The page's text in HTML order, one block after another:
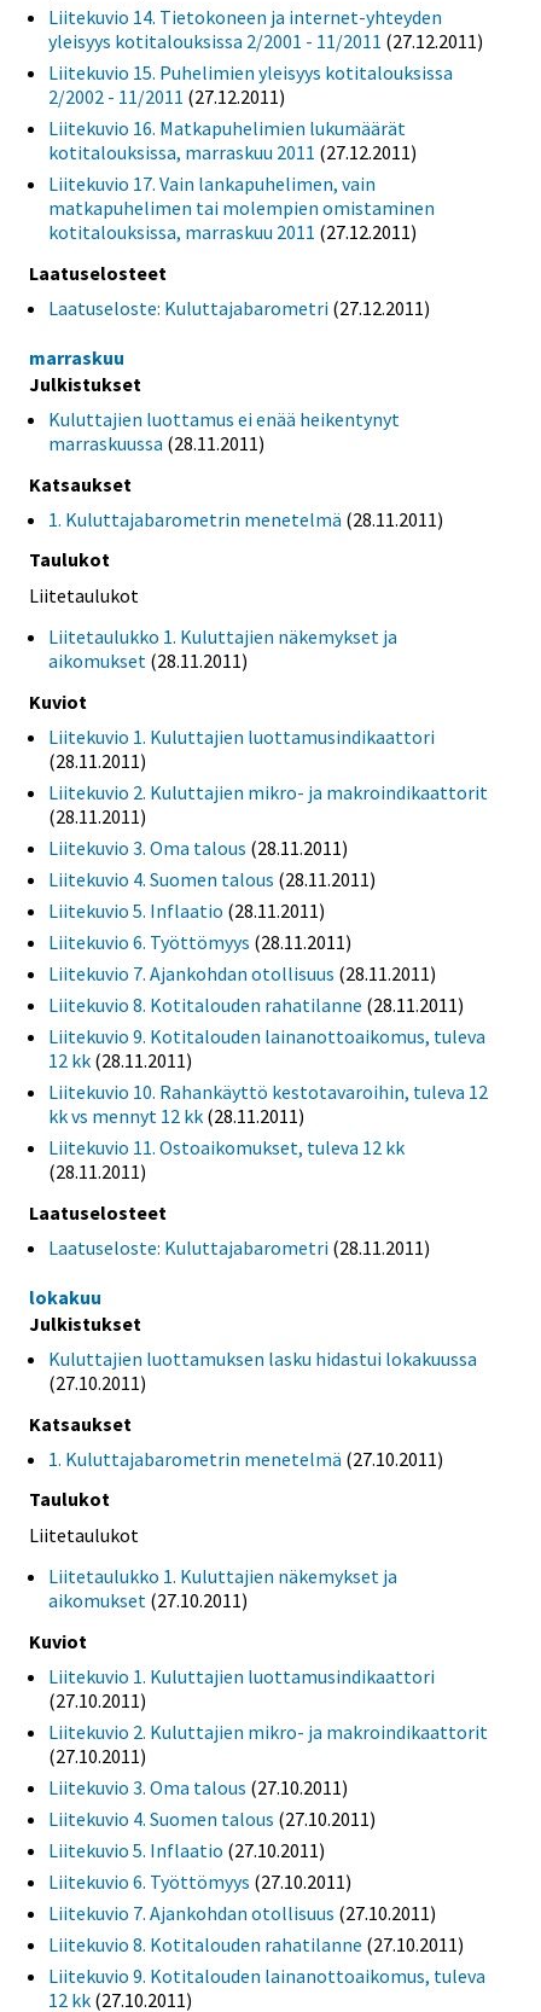
Liitekuvio 14. Tietokoneen ja internet-yhteyden
yleisyys kotitalouksissa 2/2001 - 11/2011 (27.12.2011)
Liitekuvio 15. Puhelimien yleisyys kotitalouksissa
2/2002 - 11/2011 (27.12.2011)
Liitekuvio 16. Matkapuhelimien lukumäärät
kotitalouksissa, marraskuu 2011 (27.12.2011)
Liitekuvio 17. Vain lankapuhelimen, vain
matkapuhelimen tai molempien omistaminen
kotitalouksissa, marraskuu 2011 (27.12.2011)
Laatuselosteet
Laatuseloste: Kuluttajabarometri (27.12.2011)
marraskuu
Julkistukset
Kuluttajien luottamus ei enää heikentynyt
marraskuussa (28.11.2011)
Katsaukset
1. Kuluttajabarometrin menetelmä (28.11.2011)
Taulukot
Liitetaulukot
Liitetaulukko 1. Kuluttajien näkemykset ja
aikomukset (28.11.2011)
Kuviot
Liitekuvio 1. Kuluttajien luottamusindikaattori
(28.11.2011)
Liitekuvio 2. Kuluttajien mikro- ja makroindikaattorit
(28.11.2011)
Liitekuvio 3. Oma talous (28.11.2011)
Liitekuvio 4. Suomen talous (28.11.2011)
Liitekuvio 5. Inflaatio (28.11.2011)
Liitekuvio 6. Työttömyys (28.11.2011)
Liitekuvio 7. Ajankohdan otollisuus (28.11.2011)
Liitekuvio 8. Kotitalouden rahatilanne (28.11.2011)
Liitekuvio 9. Kotitalouden lainanottoaikomus, tuleva
12 kk (28.11.2011)
Liitekuvio 10. Rahankäyttö kestotavaroihin, tuleva 12
kk vs mennyt 12 kk (28.11.2011)
Liitekuvio 11. Ostoaikomukset, tuleva 12 kk
(28.11.2011)
Laatuselosteet
Laatuseloste: Kuluttajabarometri (28.11.2011)
lokakuu
Julkistukset
Kuluttajien luottamuksen lasku hidastui lokakuussa
(27.10.2011)
Katsaukset
1. Kuluttajabarometrin menetelmä (27.10.2011)
Taulukot
Liitetaulukot
Liitetaulukko 1. Kuluttajien näkemykset ja
aikomukset (27.10.2011)
Kuviot
Liitekuvio 1. Kuluttajien luottamusindikaattori
(27.10.2011)
Liitekuvio 2. Kuluttajien mikro- ja makroindikaattorit
(27.10.2011)
Liitekuvio 3. Oma talous (27.10.2011)
Liitekuvio 4. Suomen talous (27.10.2011)
Liitekuvio 5. Inflaatio (27.10.2011)
Liitekuvio 6. Työttömyys (27.10.2011)
Liitekuvio 7. Ajankohdan otollisuus (27.10.2011)
Liitekuvio 8. Kotitalouden rahatilanne (27.10.2011)
Liitekuvio 9. Kotitalouden lainanottoaikomus, tuleva
12 kk (27.10.2011)